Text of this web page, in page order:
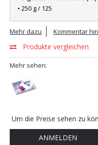
• 250 g / 125
Mehr dazu Kommentar
Produkte vergleichen
Mehr sehen:
Um die Preise sehen zu
ANMELDEN